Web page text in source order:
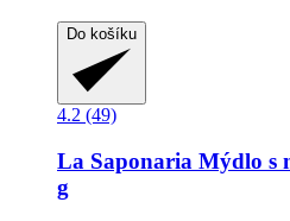
Do košíku
4.2 (49)
La Saponaria Mýdlo s
g